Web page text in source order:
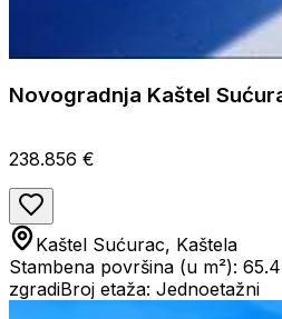
Novogradnja Kaštel
238.856 €
Kaštel Sućurac, Kaštela
Stambena površina (u m²):
zgradiBroj etaža: Jednoetažni